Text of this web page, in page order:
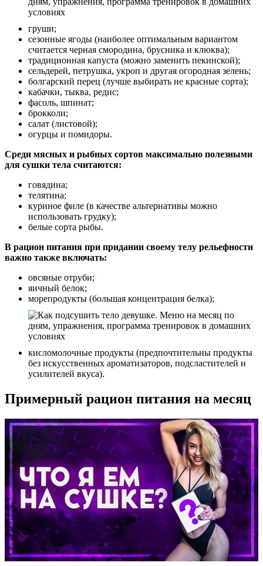
груши;
сезонные ягоды (наиболее оптимальным вариантом
считается черная смородина, брусника и клюква);
традиционная капуста (можно заменить пекинской);
сельдерей, петрушка, укроп и другая огородная зелень;
болгарский перец (лучше выбирать не красные сорта);
кабачки, тыква, редис;
фасоль, шпинат;
брокколи;
салат (листовой);
огурцы и помидоры.
Среди мясных и рыбных сортов максимально полезными
для сушки тела считаются:
говядина;
телятина;
куриное филе (в качестве альтернативы можно
использовать грудку);
белые сорта рыбы.
В рацион питания при придании своему телу рельефности
важно также включать:
овсяные отруби;
яичный белок;
морепродукты (большая концентрация белка);
кисломолочные продукты (предпочтительны продукты
без искусственных ароматизаторов, подсластителей и
усилителей вкуса).
Примерный рацион питания на месяц